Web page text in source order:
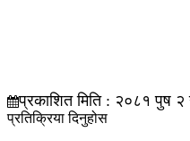
प्रकाशित मिति : २०८१ पुष
प्रतिक्रिया दिनुहोस